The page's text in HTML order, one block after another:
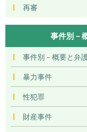
再審
事件別－
事件別－概要と弁
暴力事件
性犯罪
財産事件